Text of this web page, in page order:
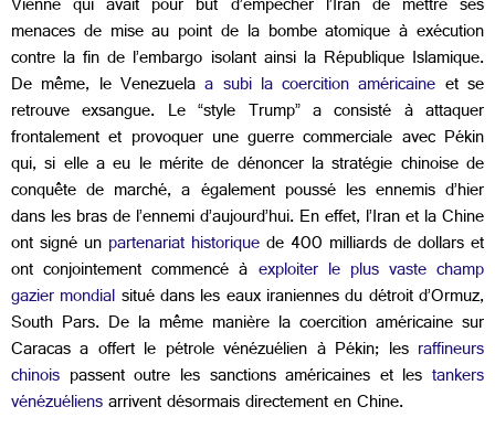
Vienne qui avait pour but d’empêcher l’Iran de mettre ses
menaces de mise au point de la bombe atomique à exécution
contre la fin de l’embargo isolant ainsi la République Islamique.
De même, le Venezuelaa subi la coercition américaine et se
retrouve exsangue. Le “style Trump” a consisté à attaquer
frontalement et provoquer une guerre commerciale avec Pékin
qui, si elle a eu le mérite de dénoncer la stratégie chinoise de
conquête de marché, a également poussé les ennemis d’hier
dans les bras de l’ennemi d’aujourd’hui. En effet, l’Iran et la Chine
ont signé un partenariat historiquede 400 milliards de dollars et
ont conjointement commencé à exploiter le plus vaste champ
gazier mondialsitué dans les eaux iraniennes du détroit d’Ormuz,
South Pars. De la même manière la coercition américaine sur
Caracas a offert le pétrole vénézuélien à Pékin; les raffineurs
chinois passent outre les sanctions américaines et les tankers
vénézuéliensarrivent désormais directement en Chine.